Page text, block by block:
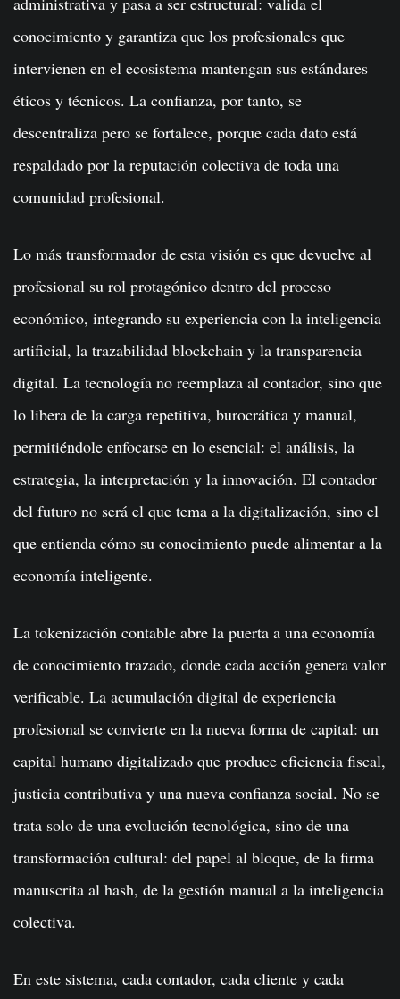
conocimiento y garantiza que los profesionales que
intervienen en el ecosistema mantengan sus estándares
éticos y técnicos. La confianza, por tanto, se
descentraliza pero se fortalece, porque cada dato está
respaldado por la reputación colectiva de toda una
comunidad profesional.
Lo más transformador de esta visión es que devuelve al
profesional su rol protagónico dentro del proceso
económico, integrando su experiencia con la inteligencia
artificial, la trazabilidad blockchain y la transparencia
digital. La tecnología no reemplaza al contador, sino que
lo libera de la carga repetitiva, burocrática y manual,
permitiéndole enfocarse en lo esencial: el análisis, la
estrategia, la interpretación y la innovación. El contador
del futuro no será el que tema a la digitalización, sino el
que entienda cómo su conocimiento puede alimentar a la
economía inteligente.
La tokenización contable abre la puerta a una economía
de conocimiento trazado, donde cada acción genera valor
verificable. La acumulación digital de experiencia
profesional se convierte en la nueva forma de capital: un
capital humano digitalizado que produce eficiencia fiscal,
justicia contributiva y una nueva confianza social. No se
trata solo de una evolución tecnológica, sino de una
transformación cultural: del papel al bloque, de la firma
manuscrita al hash, de la gestión manual a la inteligencia
colectiva.
En este sistema, cada contador, cada cliente y cada